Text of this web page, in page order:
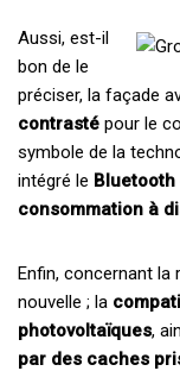
Aussi, est-il
bon de le
préciser, la façade
contrasté pour le
symbole de la
intégré le Bluetooth
consommation à
Enfin, concernant la
nouvelle ; la
photovoltaïques,
par des caches